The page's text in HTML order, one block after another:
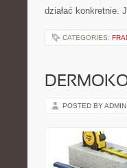
działać konkretnie.
CATEGORIES:
POSTED BY ADMIN